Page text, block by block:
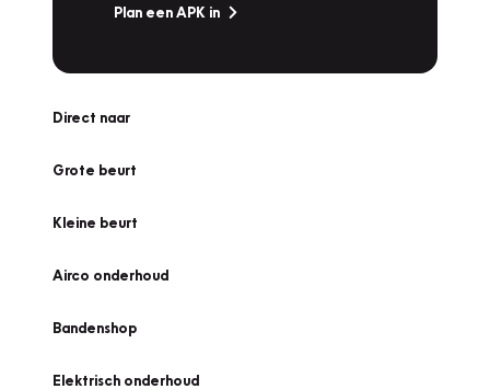
Plan een APK in
Direct naar
Grote beurt
Kleine beurt
Airco onderhoud
Bandenshop
Elektrisch onderhoud